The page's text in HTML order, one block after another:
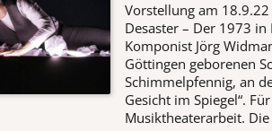
Vorstellung am
Desaster – Der 1973
Komponist Jörg
Göttingen geborenen
Schimmelpfennig, an
Gesicht im Spiegel“.
Musiktheaterarbeit. Die